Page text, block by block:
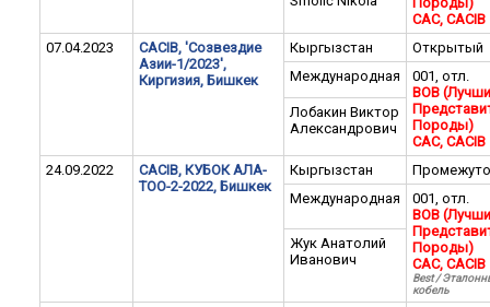
CAC, CACIB
07.04.2023
CACIB, 'Созвездие
Азии-1/2023',
Киргизия, Бишкек
Кыргызстан
Открытый
Международная
001, отл.
BOB
Породы)
CAC, CACIB
Лобакин Виктор
Александрович
24.09.2022
CACIB, КУБОК АЛА-
ТОО-2-2022, Бишкек
Кыргызстан
Международная
001, отл.
BOB
Породы)
CAC, CACIB
Best /
кобель
Жук Анатолий
Иванович